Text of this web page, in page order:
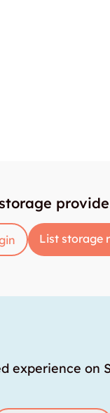
List storage
experience on